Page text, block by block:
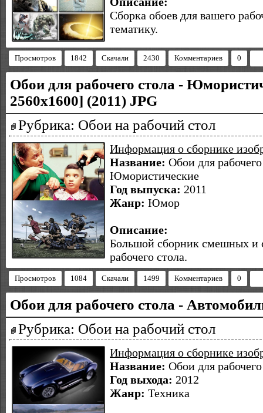
Сборка обоев для вашего
тематику.
Просмотров 1842 Скачали 2430 Комментариев 0
Обои для рабочего стола -
2560х1600] (2011) JPG
Рубрика: Обои на рабочий стол
Информация о сборнике
Название: Обои для
Юмористические
Год выпуска: 2011
Жанр: Юмор
Описание:
Большой сборник смешных и
рабочего стола.
Просмотров 1084 Скачали 1499 Комментариев 0
Обои для рабочего стола -
Рубрика: Обои на рабочий стол
Информация о сборнике
Название: Обои для
Год выхода: 2012
Жанр: Техника